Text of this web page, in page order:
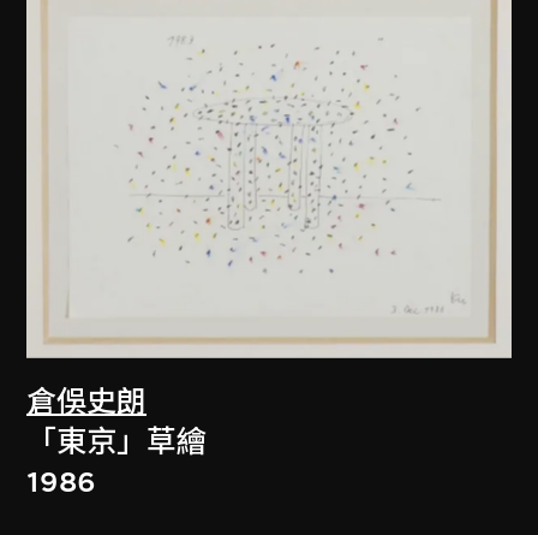
倉俁史朗
「東京」草繪
1986